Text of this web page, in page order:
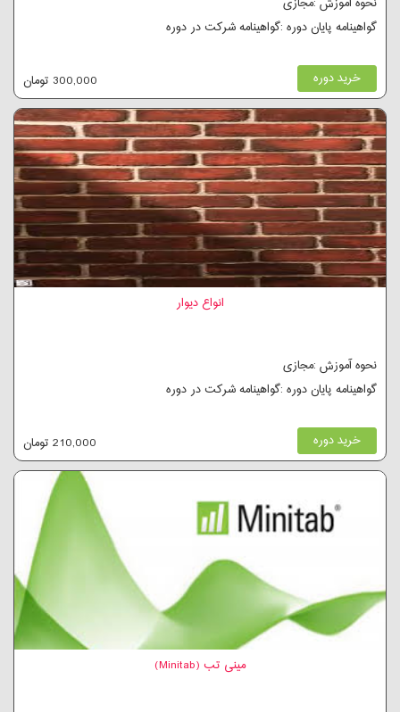
گواهینامه پایان دوره :گواهینامه شرکت در دوره
خرید دوره 300,000 تومان
انواع دیوار
نحوه آموزش :مجازی
گواهینامه پایان دوره :گواهینامه شرکت در دوره
خرید دوره 210,000 تومان
مینی تب (Minitab)